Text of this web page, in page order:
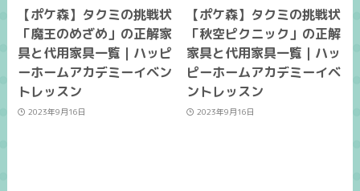
【ポケ森】タクミの挑戦状
「魔王のめざめ」の正解家
具と代用家具一覧｜ハッピ
ーホームアカデミーイベン
トレッスン
2023年9月16日
【ポケ森】タクミの挑戦状
「秋空ピクニック」の正解
家具と代用家具一覧｜ハッ
ピーホームアカデミーイベ
ントレッスン
2023年9月16日